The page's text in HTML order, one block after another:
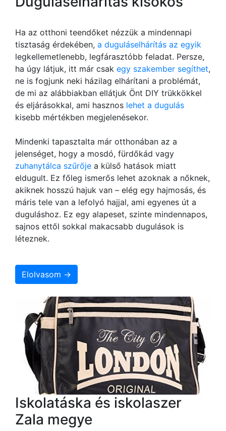
Ha az otthoni teendőket nézzük a mindennapi
tisztaság érdekében, a duguláselhárítás az egyik
legkellemetlenebb, legfárasztóbb feladat. Persze,
ha úgy látjuk, itt már csak egy szakember segíthet,
ne is fogjunk neki házilag elhárítani a problémát,
de mi az alábbiakban ellátjuk Önt DIY trükkökkel
és eljárásokkal, ami hasznos lehet a dugulás
kisebb mértékben megjelenésekor.
Mindenki tapasztalta már otthonában az a
jelenséget, hogy a mosdó, fürdőkád vagy
zuhanytálca szűrője a külső hatások miatt
eldugult. Ez főleg ismerős lehet azoknak a nőknek,
akiknek hosszú hajuk van – elég egy hajmosás, és
máris tele van a lefolyó hajjal, ami egyenes út a
duguláshoz. Ez egy alapeset, szinte mindennapos,
sajnos ettől sokkal makacsabb dugulások is
léteznek.
Elolvasom →
Iskolatáska és iskolaszer
Zala megye